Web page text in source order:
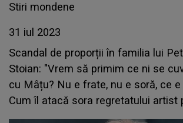
Stiri mondene
31 iul 2023
Scandal de proporții în familia lui
Stoian: "Vrem să primim ce ni se
cu Mâțu? Nu e frate, nu e soră, ce
Cum îl atacă sora regretatului artist
Gușman, fostul impresar